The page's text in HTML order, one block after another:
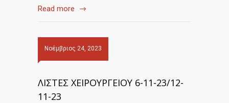
Read more
Νοέμβριος 24, 2023
ΛΙΣΤΕΣ ΧΕΙΡΟΥΡΓΕΙΟΥ 6-11-23/12-
11-23